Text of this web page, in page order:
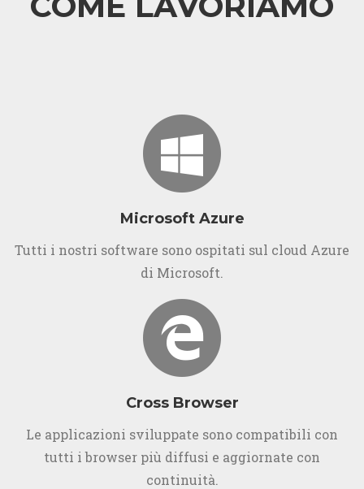
Microsoft Azure
Tutti i nostri software sono ospitati sul cloud Azure
di Microsoft.
Cross Browser
Le applicazioni sviluppate sono compatibili con
tutti i browser più diffusi e aggiornate con
continuità.